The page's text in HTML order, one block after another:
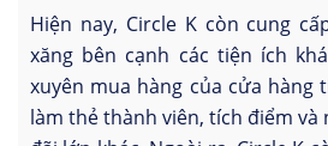
Hiện nay, Circle K còn cung
xăng bên cạnh các tiện ích
xuyên mua hàng của cửa hàng
làm thẻ thành viên, tích điểm